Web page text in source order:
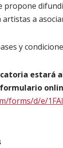
propone
artistas a
y
forms/d/e/